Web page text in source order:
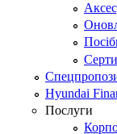
Hyundai
Послуги